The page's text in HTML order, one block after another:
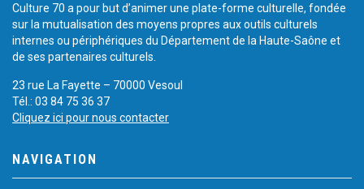
Culture 70 a pour but d’animer une plate-forme culturelle, fondée
sur la mutualisation des moyens propres aux outils culturels
internes ou périphériques du Département de la Haute-Saône et
de ses partenaires culturels.
23 rue La Fayette – 70000 Vesoul
Tél.: 03 84 75 36 37
Cliquez ici pour nous contacter
NAVIGATION